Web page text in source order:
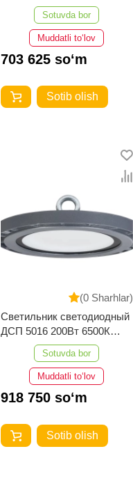
SOLAR-HP ДКУ 107 400W-
6500-SCP-20Ah
Sotuvda bor
Muddatli to‘lov
703 625 so‘m
Sotib olish
(0 Sharhlar)
Светильник светодиодный
ДСП 5016 200Вт 6500К
IP65 алюминий IEK
Sotuvda bor
Muddatli to‘lov
918 750 so‘m
Sotib olish